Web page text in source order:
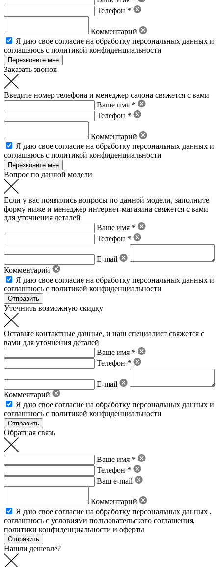
Телефон *
Комментарий
Я даю свое согласие на обработку персональных данных и
соглашаюсь с политикой конфиденциальности
Заказать звонок
Введите номер телефона и менеджер салона свяжется с вами
Ваше имя *
Телефон *
Комментарий
Я даю свое согласие на обработку персональных данных и
соглашаюсь с политикой конфиденциальности
Вопрос по данной модели
Если у вас появились вопросы по данной модели, заполните
форму ниже и менеджер интернет-магазина свяжется с вами
для уточнения деталей
Ваше имя *
Телефон *
E-mail
Комментарий
Я даю свое согласие на обработку персональных данных и
соглашаюсь с политикой конфиденциальности
Уточнить возможную скидку
Оставьте контактные данные, и наш специалист свяжется с
вами для уточнения деталей
Ваше имя *
Телефон *
E-mail
Комментарий
Я даю свое согласие на обработку персональных данных и
соглашаюсь с политикой конфиденциальности
Обратная связь
Ваше имя *
Телефон *
Ваш e-mail
Комментарий
Я даю свое согласие на обработку персональных данных ,
соглашаюсь с условиями пользовательского соглашения,
политики конфиденциальности и оферты
Нашли дешевле?